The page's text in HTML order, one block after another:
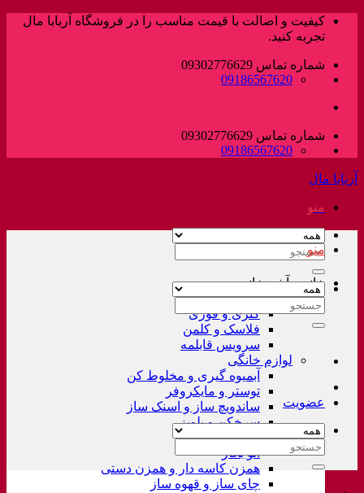
پرش
کیفیت و اصالت با قیمت مناسب را در فروشگاه آربابا مال
تجربه کنید.
شماره تماس 09302776629
09186567620
شماره تماس 09302776629
09186567620
آربابا مال
منو
جستجو
خانه و آشپزخانه
لوازم خانگی غیر برقی
کتری و قوری
فلاسک و کلمن
سرویس قابلمه
لوازم خانگی
آبمیوه گیری و مخلوط کن
توستر و مایکروفر
ساندویچ ساز و اسنک ساز
سرخکن و پلوپز
غذاساز
اتو بخار
همزن کاسه دار و همزن دستی
چای ساز و قهوه ساز
منو
جستجو
عضویت
جستجو